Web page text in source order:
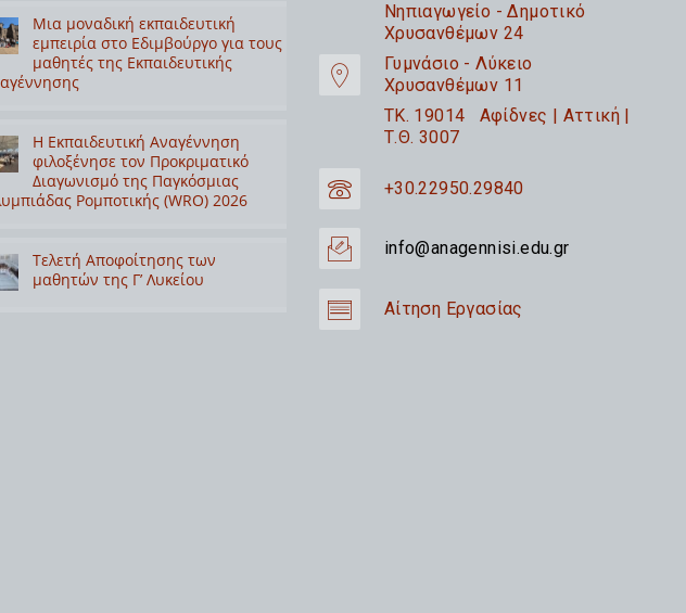
Μια μοναδική εκπαιδευτική
εμπειρία στο Εδιμβούργο για τους
μαθητές της Εκπαιδευτικής
Η Εκπαιδευτική Αναγέννηση
φιλοξένησε τον Προκριματικό
Διαγωνισμό της Παγκόσμιας
Ρομποτικής (WRO) 2026
Τελετή Αποφοίτησης των
μαθητών της Γ’ Λυκείου
Nηπιαγωγείο - Δημοτικό
Χρυσανθέμων 24
Γυμνάσιο - Λύκειο
Χρυσανθέμων 11
TK. 19014 Αφίδνες | Αττική |
Τ.Θ. 3007
+30.22950.29840
info@anagennisi.edu.gr
Αίτηση Εργασίας